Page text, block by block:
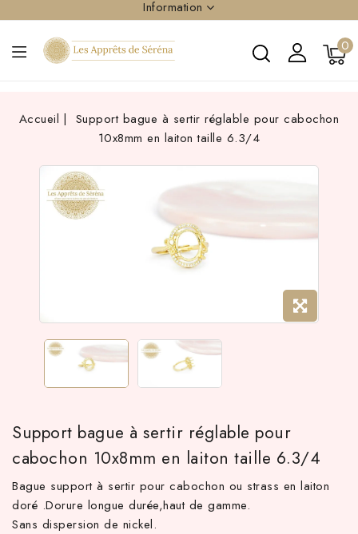
Information
0
Accueil
Support bague à sertir réglable pour cabochon
10x8mm en laiton taille 6.3/4
Support bague à sertir réglable pour
cabochon 10x8mm en laiton taille 6.3/4
Bague support à sertir pour cabochon ou strass en laiton
doré .Dorure longue durée,haut de gamme.
Sans dispersion de nickel.